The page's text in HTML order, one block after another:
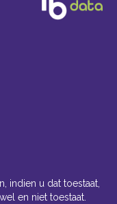
indien u dat toestaat,
en niet toestaat.